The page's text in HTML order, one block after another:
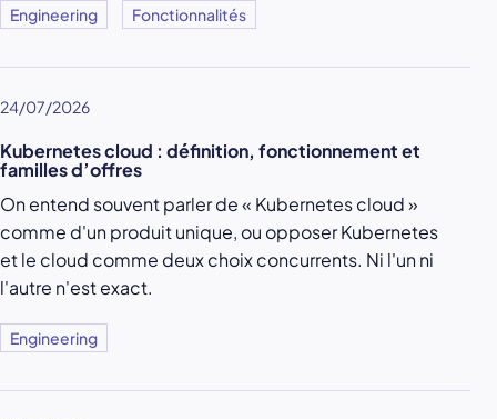
Engineering Fonctionnalités
24/07/2026
Kubernetes cloud : définition, fonctionnement et
familles d’offres
On entend souvent parler de « Kubernetes cloud »
comme d'un produit unique, ou opposer Kubernetes
et le cloud comme deux choix concurrents. Ni l'un ni
l'autre n'est exact.
Engineering